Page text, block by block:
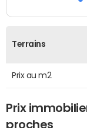
Terrains
Prix au m2
Prix
proches